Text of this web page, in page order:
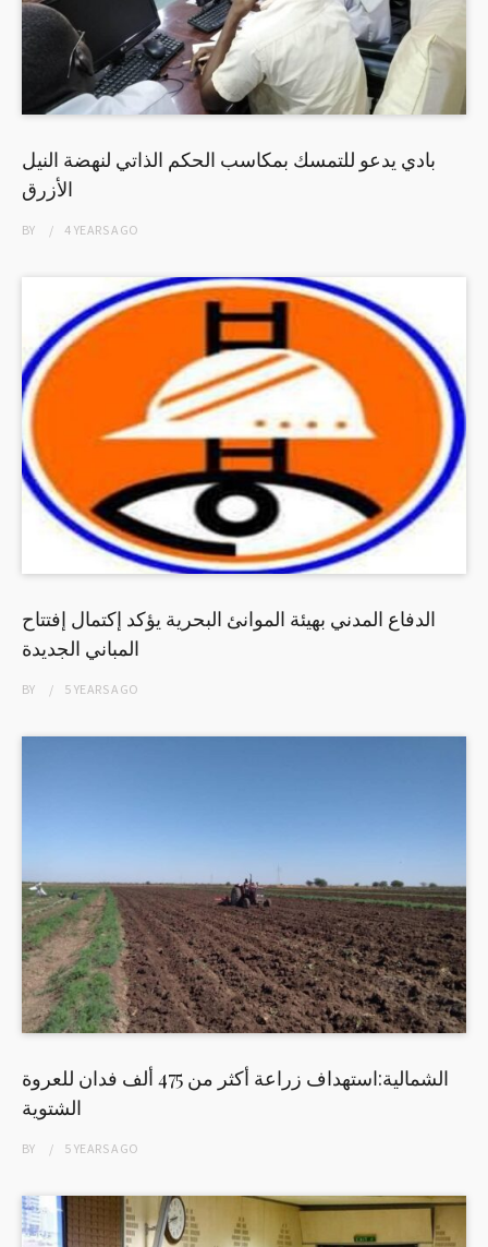
بادي يدعو للتمسك بمكاسب الحكم الذاتي لنهضة النيل
الأزرق
BY 4 YEARSAGO
الدفاع المدني بهيئة الموانئ البحرية يؤكد إكتمال إفتتاح
المباني الجديدة
BY 5 YEARSAGO
الشمالية:استهداف زراعة أكثر من 475 ألف فدان للعروة
الشتوية
BY 5 YEARSAGO